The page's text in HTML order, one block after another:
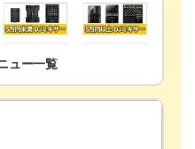
ュー一覧